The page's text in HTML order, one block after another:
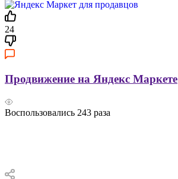
24
Продвижение на Яндекс Маркете
Воспользовались 243 раза